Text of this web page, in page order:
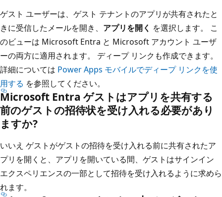
ゲスト ユーザーは、ゲスト テナントのアプリが共有されたと
きに受信したメールを開き、 アプリを開く を選択します。 こ
のビューは Microsoft Entra と Microsoft アカウント ユーザ
ーの両方に適用されます。 ディープ リンクも作成できます。
詳細については Power Apps モバイルでディープ リンクを使
用する を参照してください。
Microsoft Entra ゲストはアプリを共有する
前のゲストの招待状を受け入れる必要があり
ますか?
いいえ ゲストがゲストの招待を受け入れる前に共有されたア
プリを開くと、アプリを開いている間、ゲストはサインイン
エクスペリエンスの一部として招待を受け入れるように求めら
れます。